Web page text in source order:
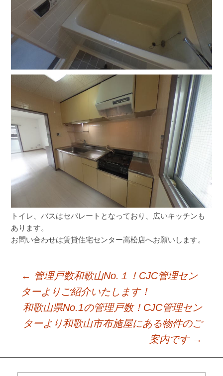
トイレ、バスはセパレートとなっており、広いキッチンも
あります。
お問い合わせは賃貸住宅センター高松店へお願いします。
Post
navigation
← 管理戸数和歌山No.１！CJC管理セン
ターよりご紹介いたします！
和歌山県No.1の管理戸数！CJC管理セン
ターより和歌山市布施屋にある物件のご
案内です →